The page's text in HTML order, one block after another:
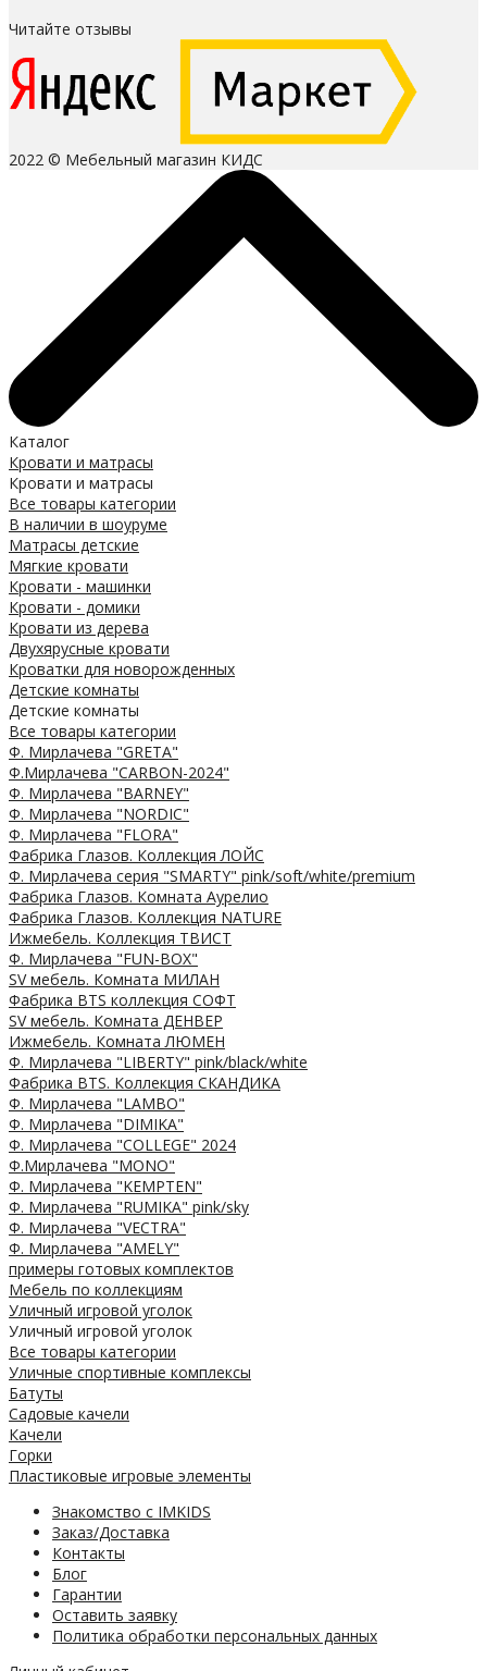
Читайте отзывы
2022 © Мебельный магазин КИДС
Каталог
Кровати и матрасы
Кровати и матрасы
Все товары категории
В наличии в шоуруме
Матрасы детские
Мягкие кровати
Кровати - машинки
Кровати - домики
Кровати из дерева
Двухярусные кровати
Кроватки для новорожденных
Детские комнаты
Детские комнаты
Все товары категории
Ф. Мирлачева "GRETA"
Ф.Мирлачева "CARBON-2024"
Ф. Мирлачева "BARNEY"
Ф. Мирлачева "NORDIC"
Ф. Мирлачева "FLORA"
Фабрика Глазов. Коллекция ЛОЙС
Ф. Мирлачева серия "SMARTY" pink/soft/white/premium
Фабрика Глазов. Комната Аурелио
Фабрика Глазов. Коллекция NATURE
Ижмебель. Коллекция ТВИСТ
Ф. Мирлачева "FUN-BOX"
SV мебель. Комната МИЛАН
Фабрика BTS коллекция СОФТ
SV мебель. Комната ДЕНВЕР
Ижмебель. Комната ЛЮМЕН
Ф. Мирлачева "LIBERTY" pink/black/white
Фабрика BTS. Коллекция СКАНДИКА
Ф. Мирлачева "LAMBO"
Ф. Мирлачева "DIMIKA"
Ф. Мирлачева "COLLEGE" 2024
Ф.Мирлачева "MONO"
Ф. Мирлачева "KEMPTEN"
Ф. Мирлачева "RUMIKA" pink/sky
Ф. Мирлачева "VECTRA"
Ф. Мирлачева "AMELY"
примеры готовых комплектов
Мебель по коллекциям
Уличный игровой уголок
Уличный игровой уголок
Все товары категории
Уличные спортивные комплексы
Батуты
Садовые качели
Качели
Горки
Пластиковые игровые элементы
Знакомство с IMKIDS
Заказ/Доставка
Контакты
Блог
Гарантии
Оставить заявку
Политика обработки персональных данных